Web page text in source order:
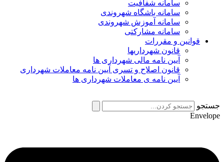
سامانه شفافیت
سامانه باشگاه شهروندی
سامانه آموزش شهروندی
سامانه مشارکتی
قوانین و مقررات
قانون شهرداریها
آیین نامه مالی شهرداری ها
قانون اصلاح و تسری آیین نامه معاملات شهرداری
آیین نامه ی معاملات شهرداری ها
جستجو
Envelope